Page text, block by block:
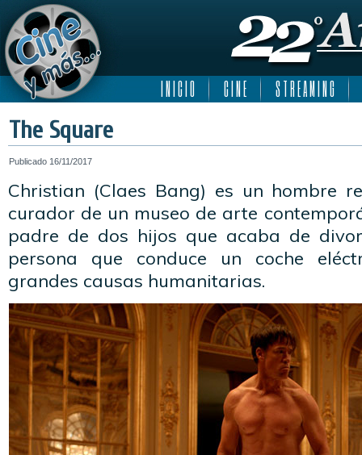
I N I C I O C I N E S T R E A M I N G
The Square
Publicado 16/11/2017
Christian (Claes Bang) es un hombre
curador de un museo de arte
padre de dos hijos que acaba de
persona que conduce un coche
grandes causas humanitarias.